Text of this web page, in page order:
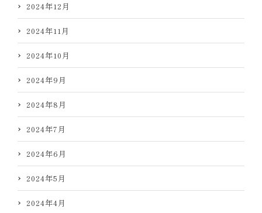
2024年12月
2024年11月
2024年10月
2024年9月
2024年8月
2024年7月
2024年6月
2024年5月
2024年4月